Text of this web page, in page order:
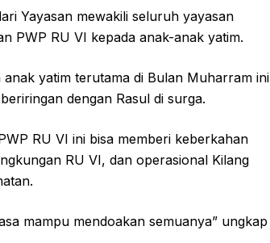
Yayasan mewakili seluruh yayasan
PWP RU VI kepada anak-anak yatim.
yatim terutama di Bulan Muharram ini
dengan Rasul di surga.
RU VI ini bisa memberi keberkahan
RU VI, dan operasional Kilang
mampu mendoakan semuanya” ungkap